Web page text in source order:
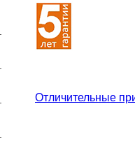
Отличительные